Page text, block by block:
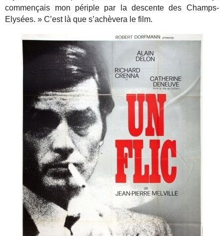
commençais mon périple par la descente des Champs-
Elysées. » C’est là que s’achèvera le film.